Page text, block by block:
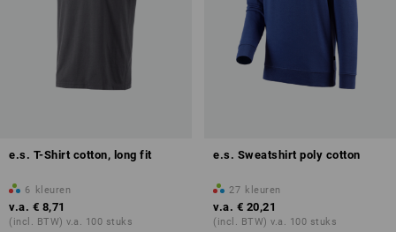
e.s. T-Shirt cotton, long fit
6 kleuren
v.a. € 8,71
(incl. BTW) v.a. 100 stuks
e.s. Sweatshirt poly cotton
27 kleuren
v.a. € 20,21
(incl. BTW) v.a. 100 stuks